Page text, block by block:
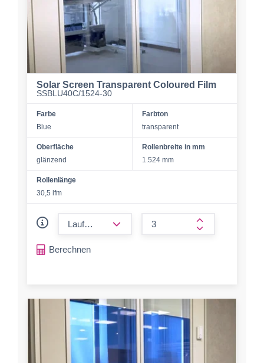
Solar Screen Transparent Coloured Film
SSBLU40C/1524-30
Farbe
Blue
Farbton
transparent
Oberfläche
glänzend
Rollenbreite in mm
1.524 mm
Rollenlänge
30,5 lfm
form.increase-
Berechnen